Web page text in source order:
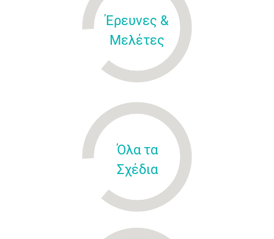
Έρευνες &
Μελέτες
Όλα τα
Σχέδια